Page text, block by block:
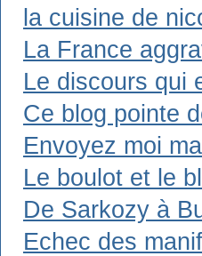
la cuisine de
La France
Le discours qui
Ce blog pointe
Envoyez moi
Le boulot et le
De Sarkozy à
Echec des